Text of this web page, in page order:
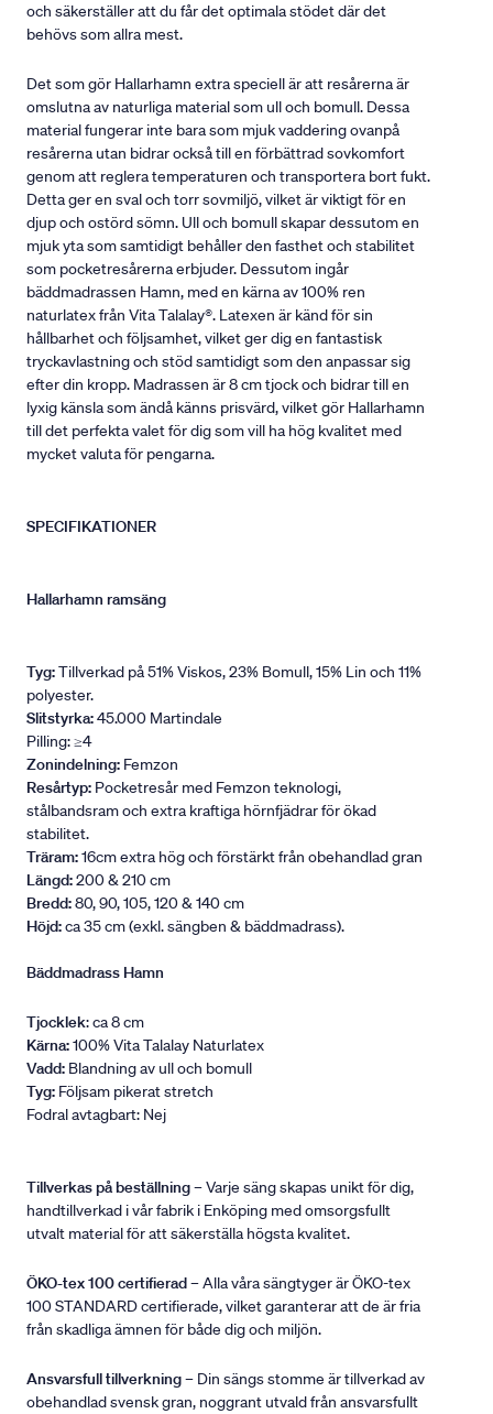
och säkerställer att du får det optimala stödet där det
behövs som allra mest.
Det som gör Hallarhamn extra speciell är att resårerna är
omslutna av naturliga material som ull och bomull. Dessa
material fungerar inte bara som mjuk vaddering ovanpå
resårerna utan bidrar också till en förbättrad sovkomfort
genom att reglera temperaturen och transportera bort fukt.
Detta ger en sval och torr sovmiljö, vilket är viktigt för en
djup och ostörd sömn. Ull och bomull skapar dessutom en
mjuk yta som samtidigt behåller den fasthet och stabilitet
som pocketresårerna erbjuder. Dessutom ingår
bäddmadrassen Hamn, med en kärna av 100% ren
naturlatex från Vita Talalay®. Latexen är känd för sin
hållbarhet och följsamhet, vilket ger dig en fantastisk
tryckavlastning och stöd samtidigt som den anpassar sig
efter din kropp. Madrassen är 8 cm tjock och bidrar till en
lyxig känsla som ändå känns prisvärd, vilket gör Hallarhamn
till det perfekta valet för dig som vill ha hög kvalitet med
mycket valuta för pengarna.
SPECIFIKATIONER
Hallarhamn ramsäng
Tyg:Tillverkad på 51% Viskos, 23% Bomull, 15% Lin och 11%
polyester.
Slitstyrka:45.000 Martindale
Pilling: ≥4
Zonindelning: Femzon
Resårtyp: Pocketresår med Femzon teknologi,
stålbandsram och extra kraftiga hörnfjädrar för ökad
stabilitet.
Träram:16cm extra hög och förstärkt från obehandlad gran
Längd:200 & 210 cm
Bredd:80, 90, 105, 120 & 140 cm
Höjd:ca 35 cm (exkl. sängben & bäddmadrass).
Bäddmadrass Hamn
Tjocklek: ca 8 cm
Kärna:100% Vita Talalay Naturlatex
Vadd: Blandning av ull och bomull
Tyg: Följsam pikerat stretch
Fodral avtagbart: Nej
Tillverkas på beställning– Varje säng skapas unikt för dig,
handtillverkad i vår fabrik i Enköping med omsorgsfullt
utvalt material för att säkerställa högsta kvalitet.
ÖKO-tex 100 certifierad– Alla våra sängtyger är ÖKO-tex
100 STANDARD certifierade, vilket garanterar att de är fria
från skadliga ämnen för både dig och miljön.
Ansvarsfull tillverkning– Din sängs stomme är tillverkad av
obehandlad svensk gran, noggrant utvald från ansvarsfullt